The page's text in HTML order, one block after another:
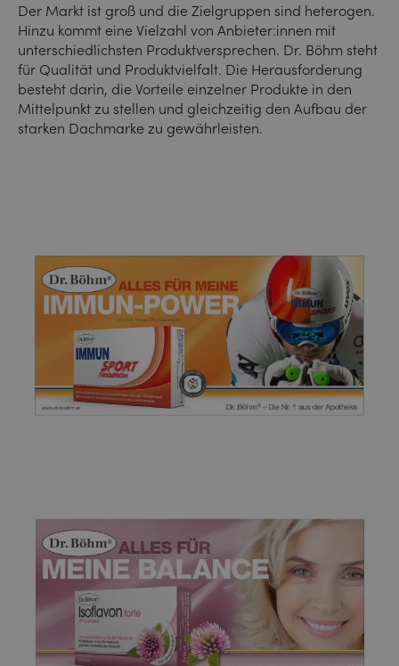
Der Markt ist groß und die Zielgruppen sind heterogen.
Hinzu kommt eine Vielzahl von Anbieter:innen mit
unterschiedlichsten Produktversprechen. Dr. Böhm steht
für Qualität und Produktvielfalt. Die Herausforderung
besteht darin, die Vorteile einzelner Produkte in den
Mittelpunkt zu stellen und gleichzeitig den Aufbau der
starken Dachmarke zu gewährleisten.